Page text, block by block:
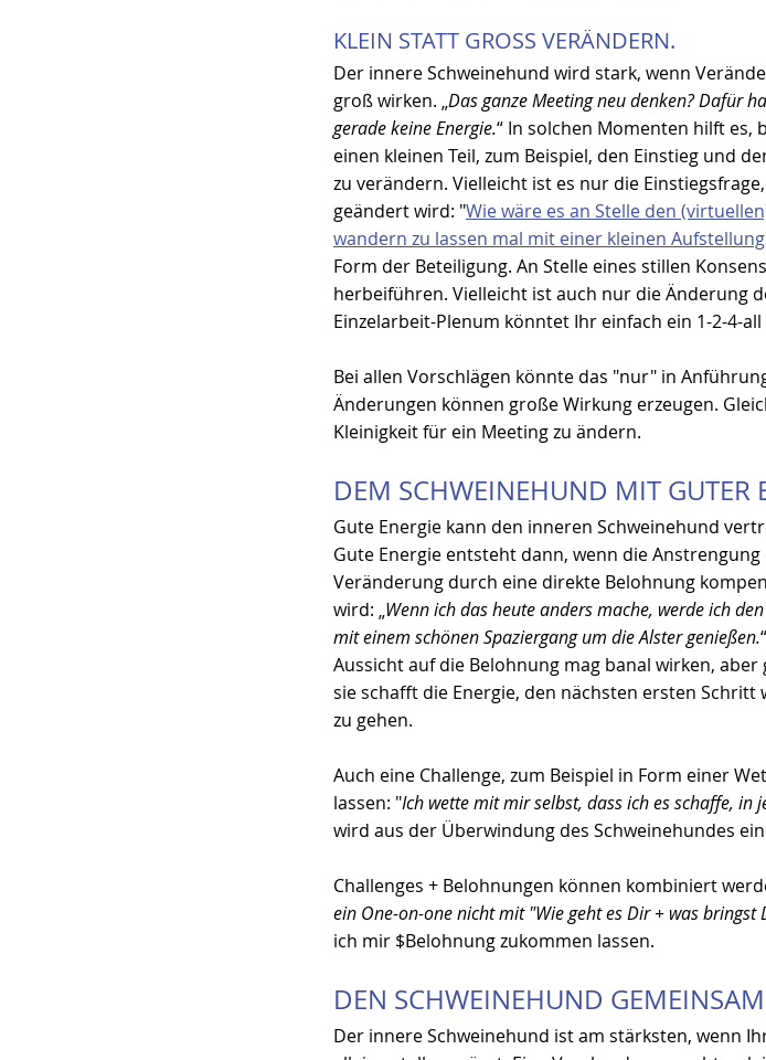
KLEIN STATT GROSS VERÄNDERN.
Der innere Schweinehund wird stark, wenn
groß wirken. „Das ganze Meeting neu denken? Dafür
gerade keine Energie.“ In solchen Momenten hilft es,
einen kleinen Teil, zum Beispiel, den Einstieg und
zu verändern. Vielleicht ist es nur die
geändert wird: "Wie wäre es an Stelle den
wandern zu lassen mal mit einer kleinen
Form der Beteiligung. An Stelle eines stillen
herbeiführen. Vielleicht ist auch nur die Änderung
Einzelarbeit-Plenum könntet Ihr einfach ein 1-2-4-
Bei allen Vorschlägen könnte das "nur" in
Änderungen können große Wirkung erzeugen.
Kleinigkeit für ein Meeting zu ändern.
DEM SCHWEINEHUND MIT GUTER
Gute Energie kann den inneren Schweinehund
Gute Energie entsteht dann, wenn die Anstrengung
Veränderung durch eine direkte Belohnung
wird: „Wenn ich das heute anders mache, werde ich
mit einem schönen Spaziergang um die Alster genießen.
Aussicht auf die Belohnung mag banal wirken, aber
sie schafft die Energie, den nächsten ersten Schritt
zu gehen.
Auch eine Challenge, zum Beispiel in Form einer
lassen: "Ich wette mit mir selbst, dass ich es schaffe, in
wird aus der Überwindung des Schweinehundes
Challenges + Belohnungen können kombiniert
ein One-on-one nicht mit "Wie geht es Dir + was bringst
ich mir $Belohnung zukommen lassen.
DEN SCHWEINEHUND
Der innere Schweinehund ist am stärksten, wenn